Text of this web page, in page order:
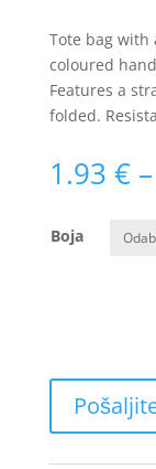
Tote bag with
coloured
Features a
folded.
1.93 € –
Boja